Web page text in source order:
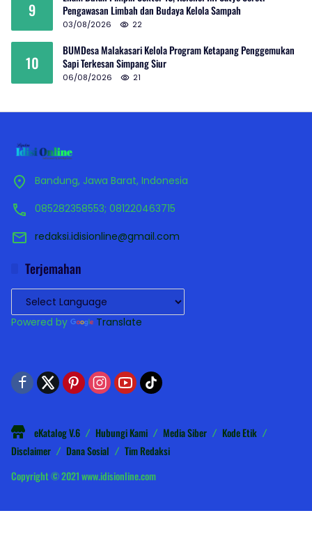
9
Pengawasan Limbah dan Budaya Kelola Sampah
03/08/2026 22
10
BUMDesa Malakasari Kelola Program Ketapang Penggemukan
Sapi Terkesan Simpang Siur
06/08/2026 21
Bandung, Jawa Barat, Indonesia
085282358553; 081220463715
redaksi.idisionline@gmail.com
Terjemahan
Powered by Translate
eKatalog V.6 Hubungi Kami Media Siber
Kode Etik
Disclaimer
Dana Sosial
Tim Redaksi
Copyright © 2021 www.idisionline.com